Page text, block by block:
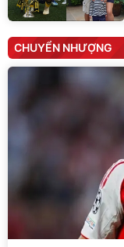
CHUYỂN NHƯỢNG